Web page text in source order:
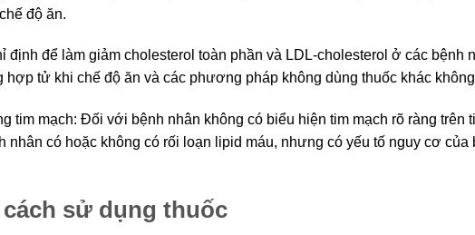
độ ăn.
định để làm giảm cholesterol toàn phần và LDL-cholesterol ở các bệnh
hợp tử khi chế độ ăn và các phương pháp không dùng thuốc khác
tim mạch: Đối với bệnh nhân không có biểu hiện tim mạch rõ ràng trên
nhân có hoặc không có rối loạn lipid máu, nhưng có yếu tố nguy cơ của
sử dụng thuốc